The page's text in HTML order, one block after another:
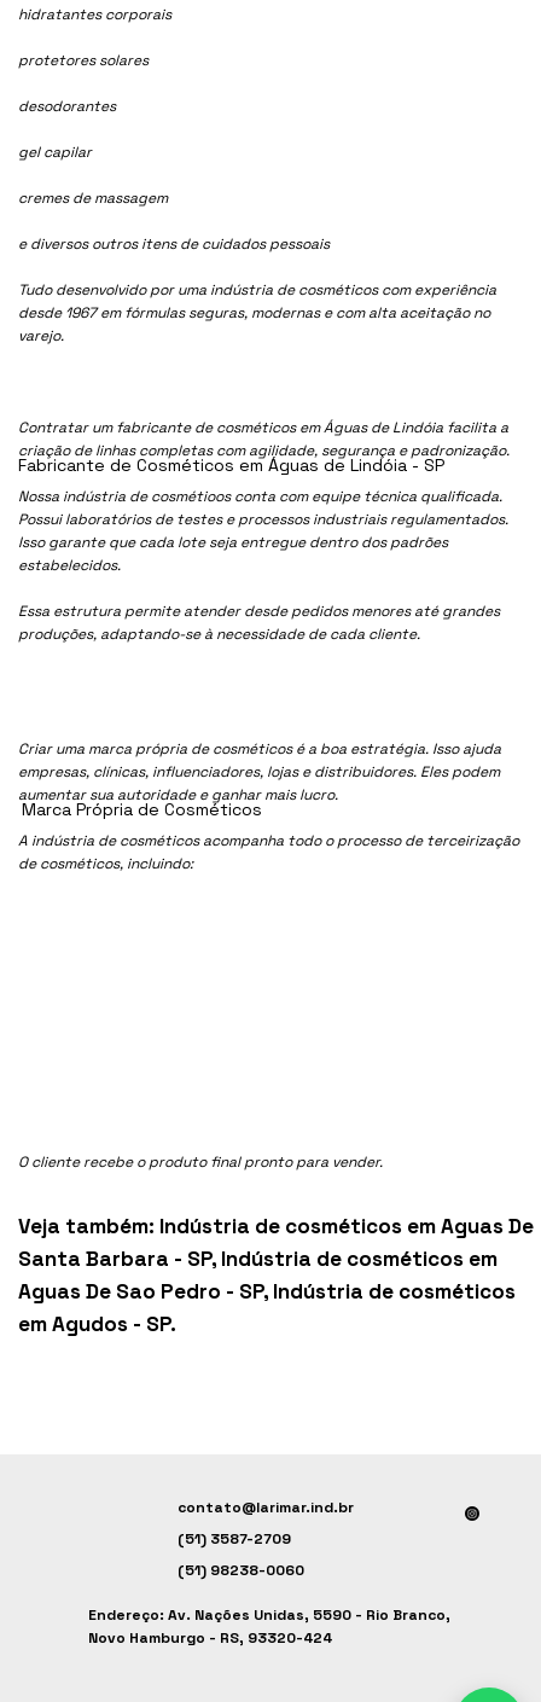
hidratantes corporais
protetores solares
desodorantes
gel capilar
cremes de massagem
e diversos outros itens de cuidados pessoais
Tudo desenvolvido por uma indústria de cosméticos com experiência
desde 1967 em fórmulas seguras, modernas e com alta aceitação no
varejo.
Contratar um fabricante de cosméticos em Águas de Lindóia facilita a
criação de linhas completas com agilidade, segurança e padronização.
Nossa indústria de cosmétioos conta com equipe técnica qualificada.
Possui laboratórios de testes e processos industriais regulamentados.
Isso garante que cada lote seja entregue dentro dos padrões
estabelecidos.
Essa estrutura permite atender desde pedidos menores até grandes
produções, adaptando-se à necessidade de cada cliente.
Criar uma marca própria de cosméticos é a boa estratégia. Isso ajuda
empresas, clínicas, influenciadores, lojas e distribuidores. Eles podem
aumentar sua autoridade e ganhar mais lucro.
A indústria de cosméticos acompanha todo o processo de terceirização
de cosméticos, incluindo:
O cliente recebe o produto final pronto para vender.
Veja também: Indústria de cosméticos em Aguas De
Santa Barbara - SP, Indústria de cosméticos em
Aguas De Sao Pedro - SP, Indústria de cosméticos
em Agudos - SP.
Fabricante de Cosméticos em Águas de Lindóia - SP
Marca Própria de Cosméticos
contato@larimar.ind.br
(51) 3587-2709
(51) 98238-0060
Endereço: Av. Nações Unidas, 5590 - Rio Branco,
Novo Hamburgo - RS, 93320-424